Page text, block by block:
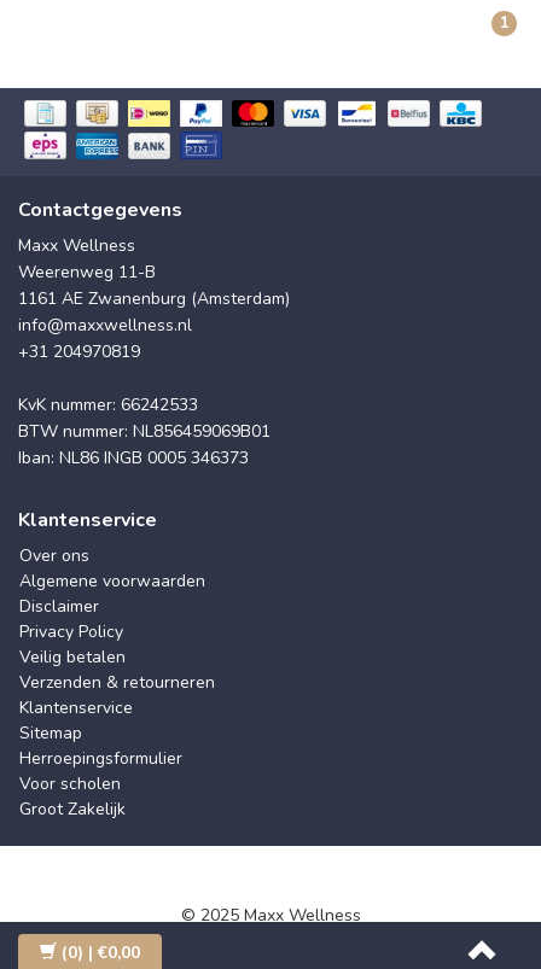
1
Contactgegevens
Maxx Wellness
Weerenweg 11-B
1161 AE Zwanenburg (Amsterdam)
info@maxxwellness.nl
+31 204970819
KvK nummer: 66242533
BTW nummer: NL856459069B01
Iban: NL86 INGB 0005 346373
Klantenservice
Over ons
Algemene voorwaarden
Disclaimer
Privacy Policy
Veilig betalen
Verzenden & retourneren
Klantenservice
Sitemap
Herroepingsformulier
Voor scholen
Groot Zakelijk
© 2025 Maxx Wellness
(0) | €0,00